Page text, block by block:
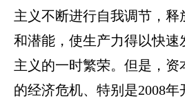
主义不断进行自我调节，释
和潜能，使生产力得以快速
主义的一时繁荣。但是，资
的经济危机、特别是2008